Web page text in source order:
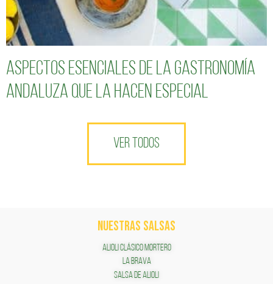
Aspectos esenciales de la gastronomía
andaluza que la hacen especial
VER TODOS
NUESTRAS SALSAS
ALIOLI CLÁSICO MORTERO
LA BRAVA
SALSA DE ALIOLI